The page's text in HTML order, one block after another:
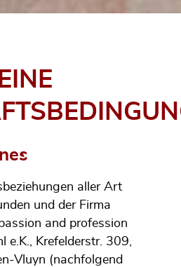
aller Art
und der Firma
and profession
e.K., Krefelderstr. 309,
Vluyn (nachfolgend